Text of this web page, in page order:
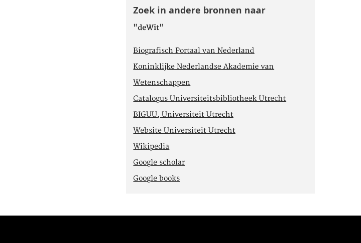
Zoek in andere bronnen naar
"deWit"
Biografisch Portaal van Nederland
Koninklijke Nederlandse Akademie van
Wetenschappen
Catalogus Universiteitsbibliotheek Utrecht
BIGUU, Universiteit Utrecht
Website Universiteit Utrecht
Wikipedia
Google scholar
Google books